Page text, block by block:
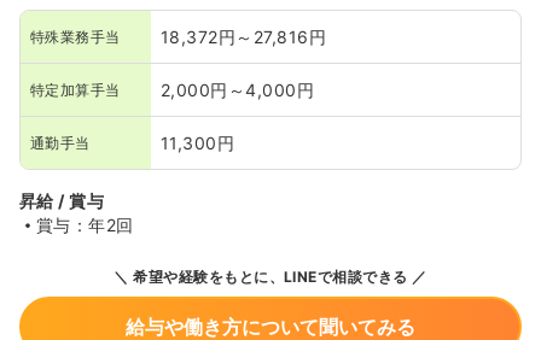
特殊業務手当 18,372円～27,816円
特定加算手当 2,000円～4,000円
通勤手当 11,300円
昇給 / 賞与
賞与：年2回
希望や経験をもとに、LINEで相談できる
給与や働き方について聞いてみる